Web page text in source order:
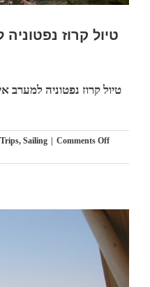
טיול קרוז
, Sailing | Comments Offon
קרוז
אוגוסט
1978